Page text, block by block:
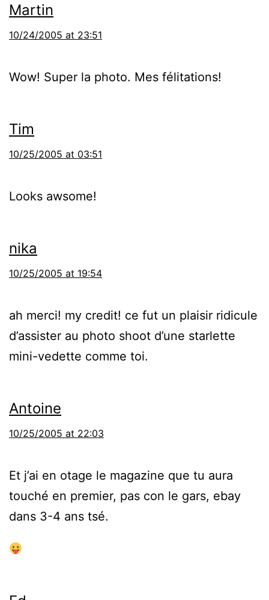
Martin
10/24/2005 at 23:51
Wow! Super la photo. Mes félitations!
Tim
10/25/2005 at 03:51
Looks awsome!
nika
10/25/2005 at 19:54
ah merci! my credit! ce fut un plaisir ridicule
d’assister au photo shoot d’une starlette
mini-vedette comme toi.
Antoine
10/25/2005 at 22:03
Et j’ai en otage le magazine que tu aura
touché en premier, pas con le gars, ebay
dans 3-4 ans tsé.